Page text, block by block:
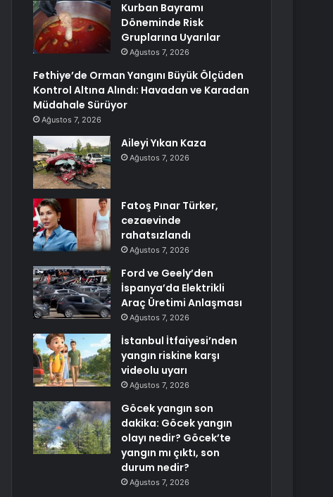
Kurban Bayramı
Döneminde Risk
Gruplarına Uyarılar
Ağustos 7, 2026
Fethiye’de Orman Yangını Büyük Ölçüden
Kontrol Altına Alındı: Havadan ve Karadan
Müdahale Sürüyor
Ağustos 7, 2026
Aileyi Yıkan Kaza
Ağustos 7, 2026
Fatoş Pınar Türker,
cezaevinde
rahatsızlandı
Ağustos 7, 2026
Ford ve Geely’den
İspanya’da Elektrikli
Araç Üretimi Anlaşması
Ağustos 7, 2026
İstanbul İtfaiyesi’nden
yangın riskine karşı
videolu uyarı
Ağustos 7, 2026
Göcek yangın son
dakika: Göcek yangın
olayı nedir? Göcek’te
yangın mı çıktı, son
durum nedir?
Ağustos 7, 2026